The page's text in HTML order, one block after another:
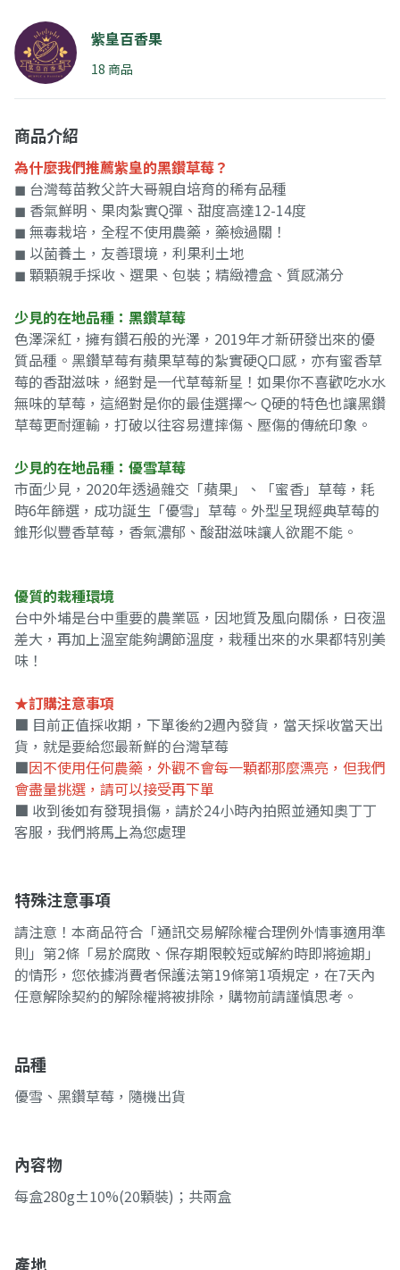
紫皇百香果
18 商品
商品介紹
為什麼我們推薦紫皇的黑鑽草莓？
◼︎ 台灣莓苗教父許大哥親自培育的稀有品種
◼︎ 香氣鮮明、果肉紮實Q彈、甜度高達12-14度
◼︎ 無毒栽培，全程不使用農藥，藥檢過關！
◼︎ 以菌養土，友善環境，利果利土地
◼︎ 顆顆親手採收、選果、包裝；精緻禮盒、質感滿分
少見的在地品種：黑鑽草莓
色澤深紅，擁有鑽石般的光澤，2019年才新研發出來的優
質品種。黑鑽草莓有蘋果草莓的紮實硬Q口感，亦有蜜香草
莓的香甜滋味，絕對是一代草莓新星！如果你不喜歡吃水水
無味的草莓，這絕對是你的最佳選擇～ Q硬的特色也讓黑鑽
草莓更耐運輸，打破以往容易遭摔傷、壓傷的傳統印象。
少見的在地品種：優雪草莓
市面少見，2020年透過雜交「蘋果」、「蜜香」草莓，耗
時6年篩選，成功誕生「優雪」草莓。外型呈現經典草莓的
錐形似豐香草莓，香氣濃郁、酸甜滋味讓人欲罷不能。
優質的栽種環境
台中外埔是台中重要的農業區，因地質及風向關係，日夜溫
差大，再加上溫室能夠調節溫度，栽種出來的水果都特別美
味！
★訂購注意事項
■ 目前正值採收期，下單後約2週內發貨，當天採收當天出
貨，就是要給您最新鮮的台灣草莓
■因不使用任何農藥，外觀不會每一顆都那麼漂亮，但我們
會盡量挑選，請可以接受再下單
■ 收到後如有發現損傷，請於24小時內拍照並通知奧丁丁
客服，我們將馬上為您處理
特殊注意事項
請注意！本商品符合「通訊交易解除權合理例外情事適用準
則」第2條「易於腐敗、保存期限較短或解約時即將逾期」
的情形，您依據消費者保護法第19條第1項規定，在7天內
任意解除契約的解除權將被排除，購物前請謹慎思考。
品種
優雪、黑鑽草莓，隨機出貨
內容物
每盒280g±10%(20顆裝)；共兩盒
產地